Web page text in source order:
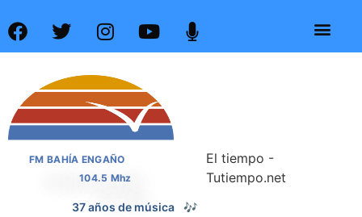
FM BAHÍA ENGAÑO
104.5 Mhz
37 años de noticias 📰
El tiempo -
Tutiempo.net